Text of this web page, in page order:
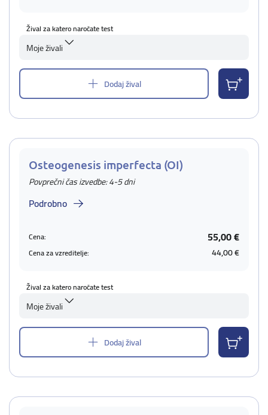
Žival za katero naročate test
Moje živali
Dodaj žival
Osteogenesis imperfecta (OI)
Povprečni čas izvedbe: 4-5 dni
Podrobno
Cena: 55,00 €
Cena za vzreditelje: 44,00 €
Žival za katero naročate test
Moje živali
Dodaj žival